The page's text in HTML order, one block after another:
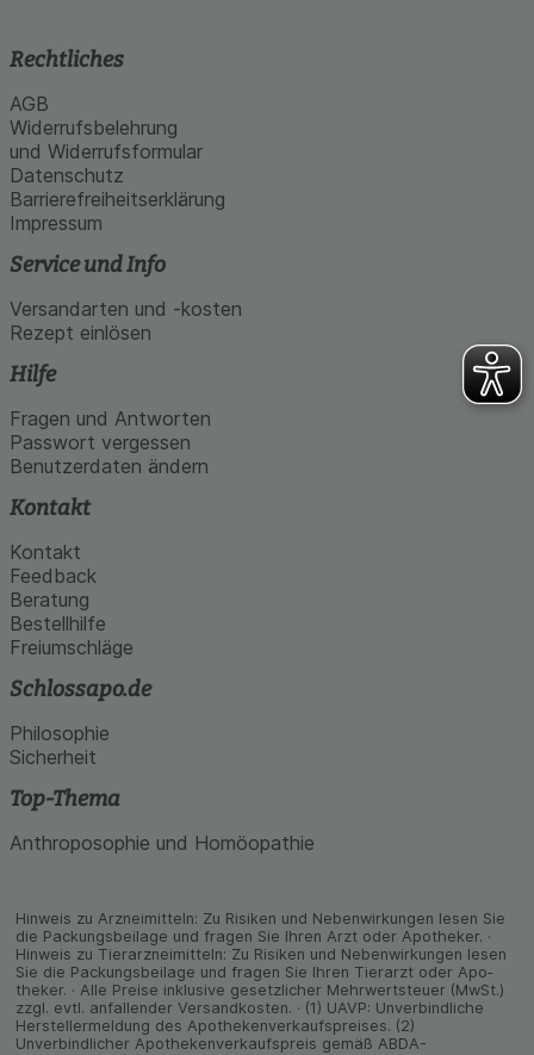
Rechtliches
AGB
Widerrufsbelehrung
und Widerrufsformular
Datenschutz
Barrierefreiheitserklärung
Impressum
Service und Info
Versandarten und -kosten
Rezept einlösen
Hilfe
Fragen und Antworten
Passwort vergessen
Benutzerdaten ändern
Kontakt
Kontakt
Feedback
Beratung
Bestellhilfe
Freiumschläge
Schlossapo.de
Philosophie
Sicherheit
Top-Thema
Anthroposophie und Homöopathie
Hinweis zu Arzneimitteln: Zu Risiken und Neben­wirkungen lesen Sie
die Packungs­beilage und fragen Sie Ihren Arzt oder Apo­theker. ·
Hinweis zu Tier­arz­nei­mitteln: Zu Risiken und Neben­wirkungen lesen
Sie die Packungs­beilage und fragen Sie Ihren Tier­arzt oder Apo­
theker. · Alle Preise inklusive gesetz­licher Mehrwertsteuer (MwSt.)
zzgl. evtl. anfallender Versand­kosten. · (1) UAVP: Unverbindliche
Herstellermeldung des Apothekenverkaufspreises. (2)
Unverbindlicher Apothekenverkaufspreis gemäß ABDA-